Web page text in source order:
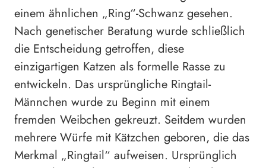
einem ähnlichen „Ring“-Schwanz gesehen.
Nach genetischer Beratung wurde schließlich
die Entscheidung getroffen, diese
einzigartigen Katzen als formelle Rasse zu
entwickeln. Das ursprüngliche Ringtail-
Männchen wurde zu Beginn mit einem
fremden Weibchen gekreuzt. Seitdem wurden
mehrere Würfe mit Kätzchen geboren, die das
Merkmal „Ringtail“ aufweisen. Ursprünglich